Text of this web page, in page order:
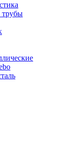
трубы